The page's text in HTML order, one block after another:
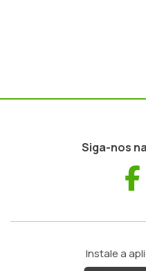
Siga-nos
Instale a